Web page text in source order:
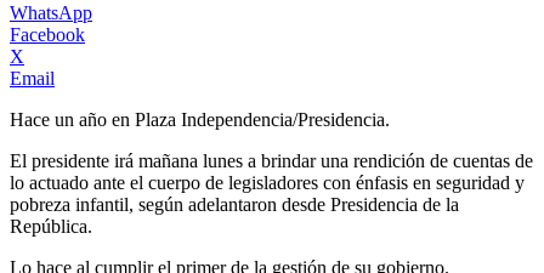
WhatsApp
Facebook
X
Email
Hace un año en Plaza Independencia/Presidencia.
El presidente irá mañana lunes a brindar una rendición de cuentas de
lo actuado ante el cuerpo de legisladores con énfasis en seguridad y
pobreza infantil, según adelantaron desde Presidencia de la
República.
Lo hace al cumplir el primer de la gestión de su gobierno.